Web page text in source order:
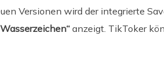
Versionen wird der integrierte
anzeigt. TikToker